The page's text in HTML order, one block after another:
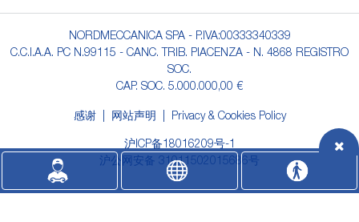
NORDMECCANICA SPA - P.IVA:00333340339
C.C.I.A.A. PC N.99115 - CANC. TRIB. PIACENZA - N. 4868 REGISTRO
SOC.
CAP. SOC. 5.000.000,00 €
感谢 网站声明 Privacy & Cookies Policy
沪ICP备18016209号-1
沪公网安备 31011502015686号